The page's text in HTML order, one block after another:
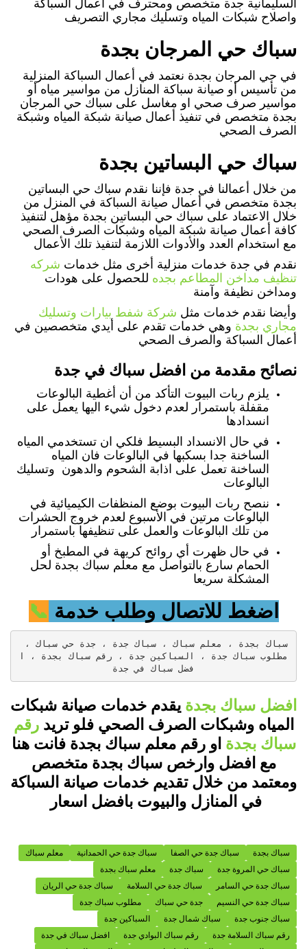
السليمانية جدة متخصص ومحترف في أعمال السباكة
واصلاح شبكات المياه وتسليك مجاري التصريف
سباك حي المرجان بجدة
في حي المرجان بجدة نعتمد في أعمال السباكة المنزلية
من تأسيس أو صيانة سباكة المنازل من مواسير مياه أو
مواسير صرف صحي او مغاسل على سباك حي المرجان
بجدة متخصص في تنفيذ أعمال صيانة شبكة المياه وشبكة
الصرف الصحي
سباك حي البساتين بجدة
من خلال أعمالنا في جدة فإننا نقدم سباك حي البساتين
بجدة متخصص في أعمال صيانة السباكة في المنزل من
خلال الاعتماد على سباك حي البساتين بجدة مؤهل لتنفيذ
كافة أعمال صيانة شبكة المياه وشبكات الصرف الصحي
مع استخدام العدد والأدوات اللازمة لتنفيذ تلك الأعمال
نقدم في جدة خدمات منزلية أخرى مثل خدمات شركه
تنظيف مداخن المطاعم بجده للحصول على هودات
ومداخن نظيفة وآمنة
وأيضا نقدم خدمات مثل شركة شفط بيارات وتسليك
مجاري بجدة وهي خدمات تقدم على أيدي متخصصين في
أعمال السباكة والصرف الصحي
نصائح مقدمة من افضل سباك في جدة
يلزم ربات البيوت التأكد من أن أغطية البالوعات
مقفلة باستمرار لعدم دخول شيء اليها يعمل على
انسدادها
في حال الانسداد البسيط فلكي ان تستخدمي المياه
الساخنة جدا بسكبها في البالوعات فان المياه
الساخنة تعمل على اذابة الشحوم والدهون وتسليك
البالوعات
ننصح ربات البيوت بوضع المنظفات الكيميائية في
البالوعات مرتين في الأسبوع لعدم خروج الحشرات
من تلك البالوعات والعمل على تنظيفها باستمرار
في حال ظهرت أي روائح كريهة في المطبخ أو
الحمام سارع بالتواصل مع معلم سباك بجدة لحل
المشكلة سريعا
اضغط للاتصال وطلب خدمة 📞
مطلوب سباك جدة ، السباكين جدة ، رقم سباك بجدة ، ا
فضل سباك في جدة
افضل سباك بجدة يقدم خدمات صيانة شبكات
المياه وشبكات الصرف الصحي فلو تريدرقم
سباك بجدة او رقم معلم سباك بجدة فانت هنا
مع افضل وارخص سباك بجدة متخصص
ومعتمد من خلال تقديم خدمات صيانة السباكة
في المنازل والبيوت بافضل اسعار
سباك بجدة سباك جدة حي الصفا سباك جدة حي الحمدانية
معلم سباك
سباك حي المروة جدة
سباك جدة
معلم سباك بجدة
سباك جدة حي السامر
سباك جدة حي السلامة
سباك جدة حي الريان
سباك جدة حي النسيم
جدة حي سباك
مطلوب سباك جدة
سباك جنوب جدة
سباك شمال جدة
السباكين جدة
رقم سباك السلامة جدة
رقم سباك البوادي جدة
افضل سباك في جدة